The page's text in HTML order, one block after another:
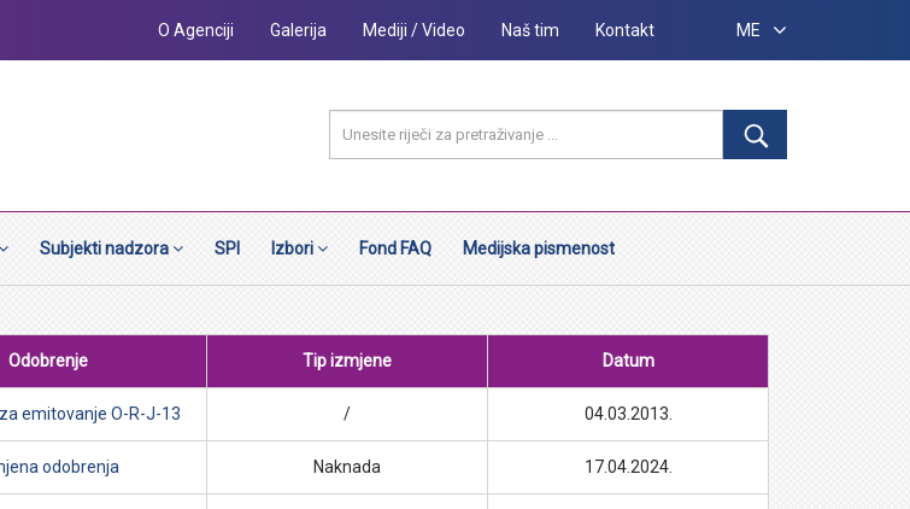
O Agenciji Galerija Mediji / Video Naš tim Kontakt ME
Subjekti nadzora SPI Izbori Fond FAQ Medijska pismenost
Odobrenje Tip izmjene Datum
emitovanje O-R-J-13 / 04.03.2013.
odobrenja Naknada 17.04.2024.